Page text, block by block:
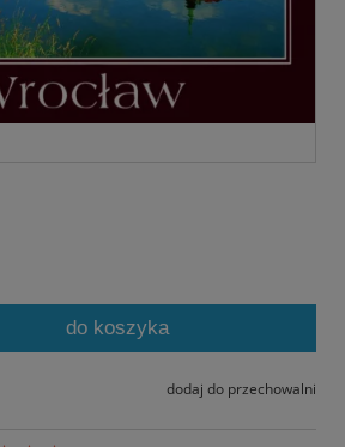
do koszyka
dodaj do przechowalni